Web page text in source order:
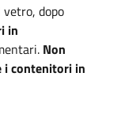
dopo
in
Non
i contenitori in